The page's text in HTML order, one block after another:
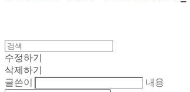
수정하기
삭제하기
글쓴이
내용